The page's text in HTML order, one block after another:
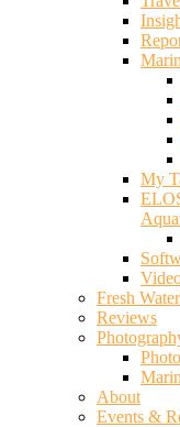
My
Fresh
Reviews
About
Events &